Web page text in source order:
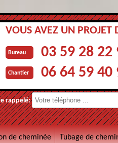
VOUS AVEZ UN PROJET
Bureau 03 59 28 22
Chantier 06 64 59 40
rappelé:
de cheminée
Tubage de